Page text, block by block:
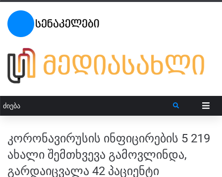
კორონავირუსის ინფიცირების 5 219
ახალი შემთხვევა გამოვლინდა,
გარდაიცვალა 42 პაციენტი